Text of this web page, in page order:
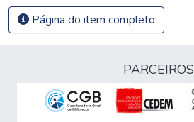
Página do item completo
PARCEIROS